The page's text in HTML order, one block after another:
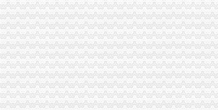
【重庆石坪桥代驾公司|代驾司机|代驾价格】-重庆赶集网
重庆利安科技有限公司石坪桥后街代理缴费厅
【重庆石坪桥代办验车价格|专业上门代办汽车验车】-重庆赶集网
重庆钢运置业代理有限公司石坪桥分公司
重庆统计从业资格：适合个人代账使用财务软件_960教育_金蝶KIS-
【58同城】石坪桥长途代驾_石坪桥长途代驾公司_长途代驾司机
重庆石坪桥哪个会计培训学校好-报名在线
石坪桥、陈家坪会计培训去哪里？_会计_天涯论坛_天涯社区
【石坪桥同城取送_石坪桥全程代取送_石坪桥代取送价格】-58到家
重庆代理公司注册、代理个体注册、代理记账重庆工商年检今题网
【重庆石坪桥其他类型代驾/司机公司】-重庆赶集网